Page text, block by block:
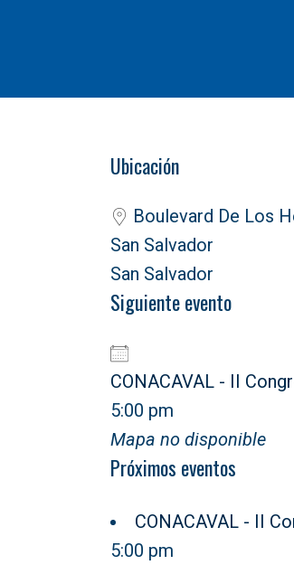
Ubicación
Boulevard De Los
San Salvador
San Salvador
Siguiente evento
CONACAVAL - II
5:00 pm
Mapa no disponible
Próximos eventos
CONACAVAL - II
5:00 pm